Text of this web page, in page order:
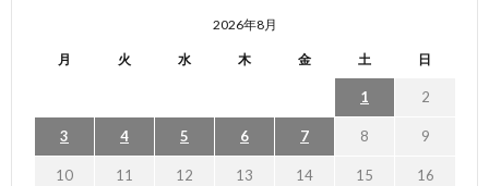
2026年8月
月 火 水 木 金 土 日
1 2
3 4 5 6 7 8 9
10 11 12 13 14 15 16